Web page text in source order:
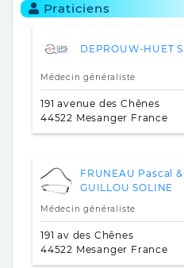
Praticiens
DEPROUW-HUET
Médecin généraliste
191 avenue des Chênes
44522 Mesanger France
FRUNEAU Pascal
GUILLOU SOLINE
Médecin généraliste
191 av des Chênes
44522 Mesanger France